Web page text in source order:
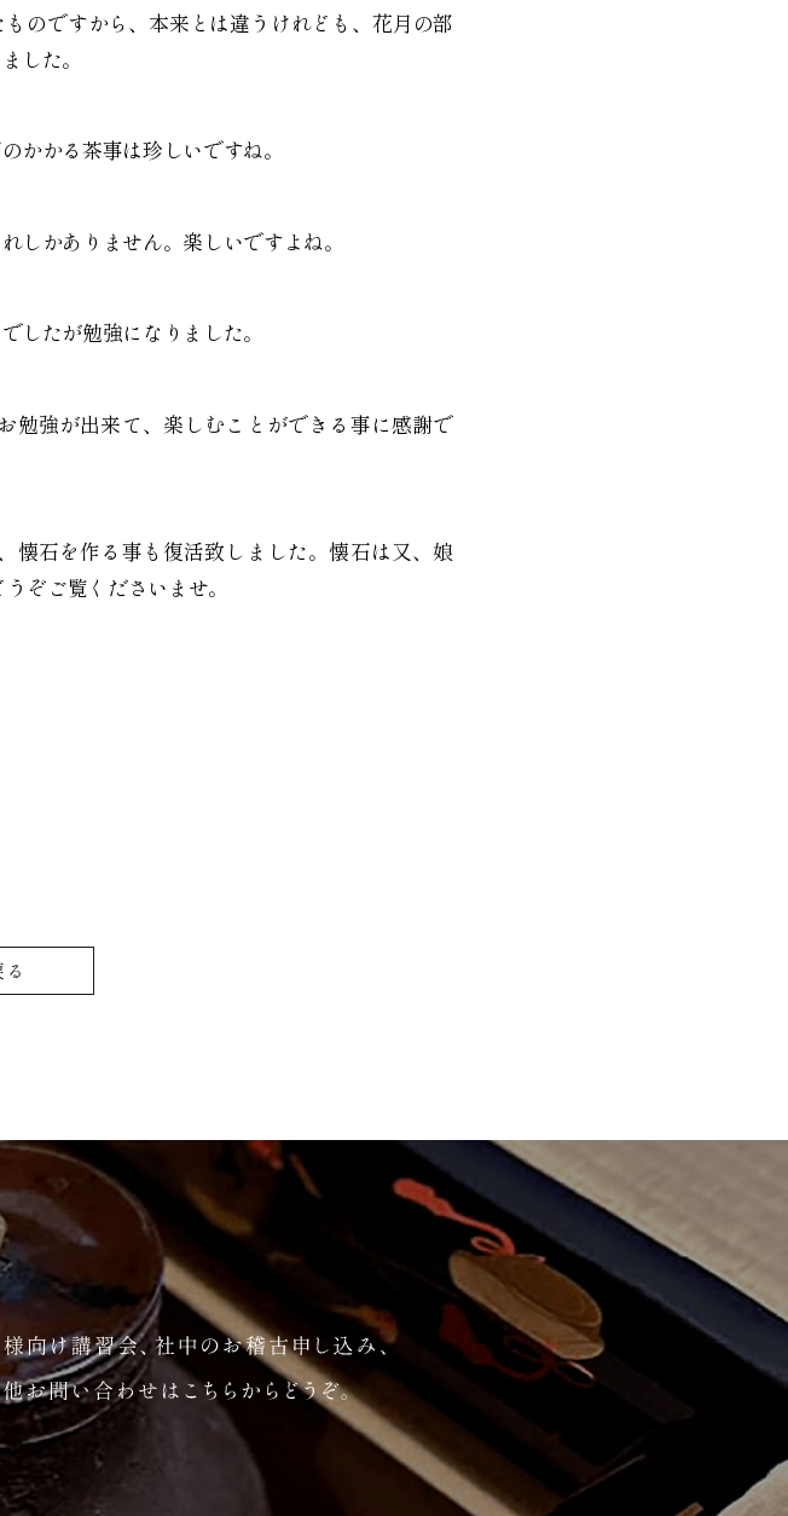
のですから、本来とは違うけれども、花月の部
した。
かかる茶事は珍しいですね。
しかありません。楽しいですよね。
したが勉強になりました。
勉強が出来て、楽しむことができる事に感謝で
懐石を作る事も復活致しました。懐石は又、娘
ぞご覧くださいませ。